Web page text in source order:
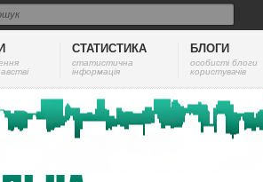
СТАТИСТИКА
cтатистична
інформація
БЛОГИ
особисті блоги
користувачів